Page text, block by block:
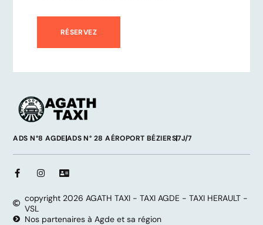
RÉSERVEZ
ADS N°8 AGDEADS N° 28 AÉROPORT BÉZIERS7J/7
copyright 2026 AGATH TAXI - TAXI AGDE - TAXI HERAULT -
VSL
Nos partenaires à Agde et sa région